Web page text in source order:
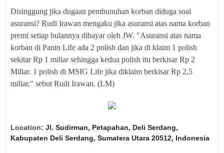
Disinggung jika dugaan pembunuhan korban diduga soal
asuransi? Rudi Irawan mengaku jika asuransi atas nama korban
premi setiap bulannya dibayar oleh JW. "Asuransi atas nama
korban di Panin Life ada 2 polish dan jika di klaim 1 polish
sekitar Rp 1 miliar sehingga kedua polish itu berkisar Rp 2
Miliar. 1 polish di MSIG Life jika diklaim berkisar Rp 2,5
miliar," sebut Rudi Irawan. (LM)
Location: Jl. Sudirman, Petapahan, Deli Serdang,
Kabupaten Deli Serdang, Sumatera Utara 20512, Indonesia